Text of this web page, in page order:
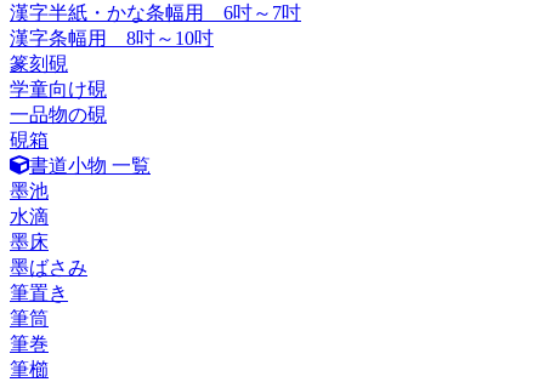
漢字半紙・かな条幅用 6吋～7吋
漢字条幅用 8吋～10吋
篆刻硯
学童向け硯
一品物の硯
硯箱
書道小物 一覧
墨池
水滴
墨床
墨ばさみ
筆置き
筆筒
筆巻
筆櫛